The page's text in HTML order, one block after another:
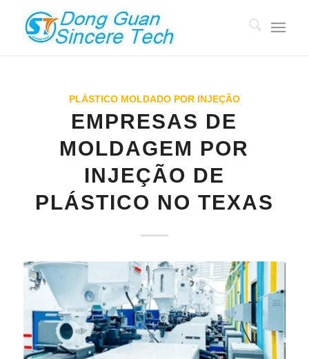
PLÁSTICO MOLDADO POR INJEÇÃO
EMPRESAS DE
MOLDAGEM POR
INJEÇÃO DE
PLÁSTICO NO TEXAS